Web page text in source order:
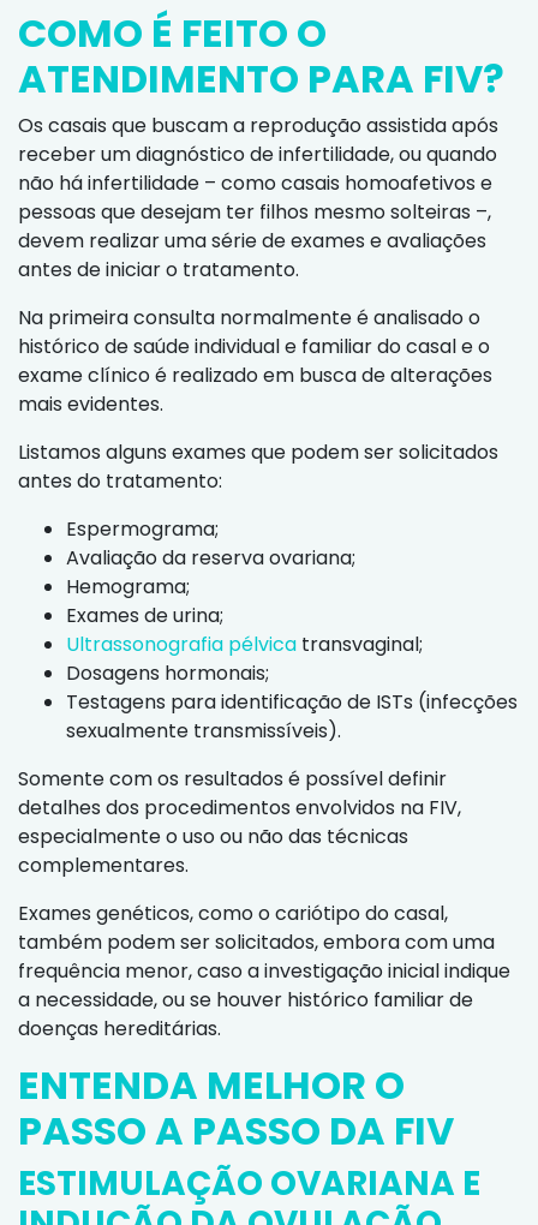
COMO É FEITO O
ATENDIMENTO PARA FIV?
Os casais que buscam a reprodução assistida após
receber um diagnóstico de infertilidade, ou quando
não há infertilidade – como casais homoafetivos e
pessoas que desejam ter filhos mesmo solteiras –,
devem realizar uma série de exames e avaliações
antes de iniciar o tratamento.
Na primeira consulta normalmente é analisado o
histórico de saúde individual e familiar do casal e o
exame clínico é realizado em busca de alterações
mais evidentes.
Listamos alguns exames que podem ser solicitados
antes do tratamento:
Espermograma;
Avaliação da reserva ovariana;
Hemograma;
Exames de urina;
Ultrassonografia pélvica transvaginal;
Dosagens hormonais;
Testagens para identificação de ISTs (infecções
sexualmente transmissíveis).
Somente com os resultados é possível definir
detalhes dos procedimentos envolvidos na FIV,
especialmente o uso ou não das técnicas
complementares.
Exames genéticos, como o cariótipo do casal,
também podem ser solicitados, embora com uma
frequência menor, caso a investigação inicial indique
a necessidade, ou se houver histórico familiar de
doenças hereditárias.
ENTENDA MELHOR O
PASSO A PASSO DA FIV
ESTIMULAÇÃO OVARIANA E